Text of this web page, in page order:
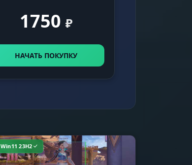
1750 ₽
НАЧАТЬ ПОКУПКУ
Win11 23H2